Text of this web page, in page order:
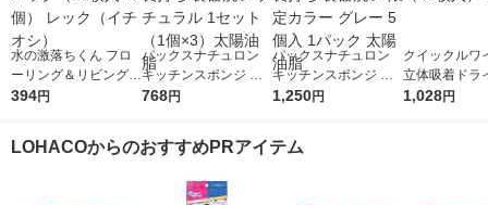
水の激落ちくん フロ
ーリング＆リビング用
シート 1パック（20枚
394円
パックスナチュロン
キッチンスポンジ 水
切れがよい 長持ち 食
油脂
768円
パックスナチュロン
キッチンスポンジ 水
切れがよい 長持ち 食
陽油脂
1,250円
クイックルワ
立体吸着ドラ
1パック（40
1,028円
LOHACOからのおすすめPRアイテム